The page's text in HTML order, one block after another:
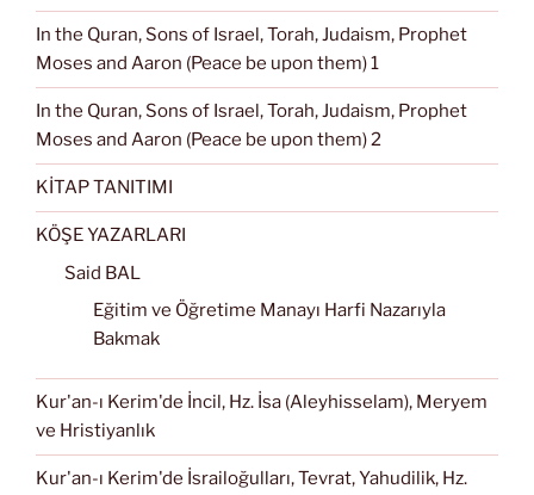
In the Quran, Sons of Israel, Torah, Judaism, Prophet
Moses and Aaron (Peace be upon them) 1
In the Quran, Sons of Israel, Torah, Judaism, Prophet
Moses and Aaron (Peace be upon them) 2
KİTAP TANITIMI
KÖŞE YAZARLARI
Said BAL
Eğitim ve Öğretime Manayı Harfi Nazarıyla
Bakmak
Kur'an-ı Kerim'de İncil, Hz. İsa (Aleyhisselam), Meryem
ve Hristiyanlık
Kur'an-ı Kerim'de İsrailoğulları, Tevrat, Yahudilik, Hz.